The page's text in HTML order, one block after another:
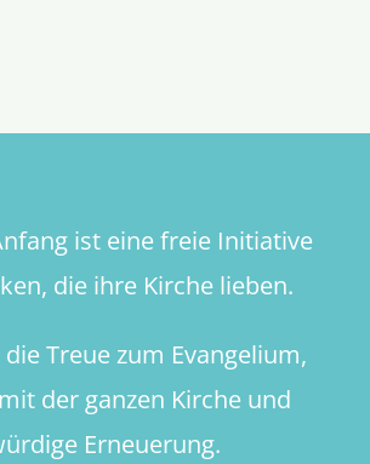
ist eine freie Initiative
die ihre Kirche lieben.
Treue zum Evangelium,
der ganzen Kirche und
Erneuerung.